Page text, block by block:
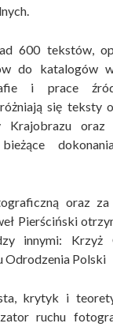
600 tekstów,
do katalogów
i prace
się teksty
Krajobrazu
bieżące
oraz za
Pierściński
innymi:
Odrodzenia Polski
krytyk i
ruchu